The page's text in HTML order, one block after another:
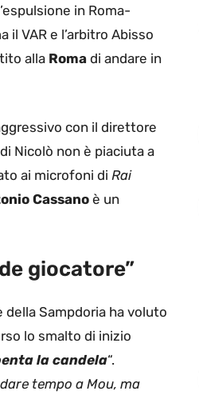
in Roma-
VAR e l’arbitro Abisso
alla Roma di andare in
con il direttore
Nicolò non è piaciuta a
ai microfoni di Rai
Cassano è un
giocatore”
della Sampdoria ha voluto
lo smalto di inizio
la candela“.
tempo a Mou, ma